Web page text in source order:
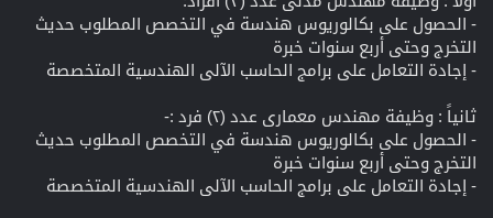
- الحصول على بكالوريوس هندسة في التخصص المطلوب حديث
التخرج وحتى أربع سنوات خبرة
- إجادة التعامل على برامج الحاسب الآلى الهندسية المتخصصة
ثانياً : وظيفة مهندس معماری عدد (۲) فرد :-
- الحصول على بكالوريوس هندسة في التخصص المطلوب حديث
التخرج وحتى أربع سنوات خبرة
- إجادة التعامل على برامج الحاسب الآلى الهندسية المتخصصة